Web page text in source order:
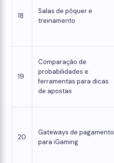
18
Salas de pôquer e
treinamento
19
Comparação de
probabilidades e
ferramentas para dicas
de apostas
20
Gateways de pagamento
para iGaming